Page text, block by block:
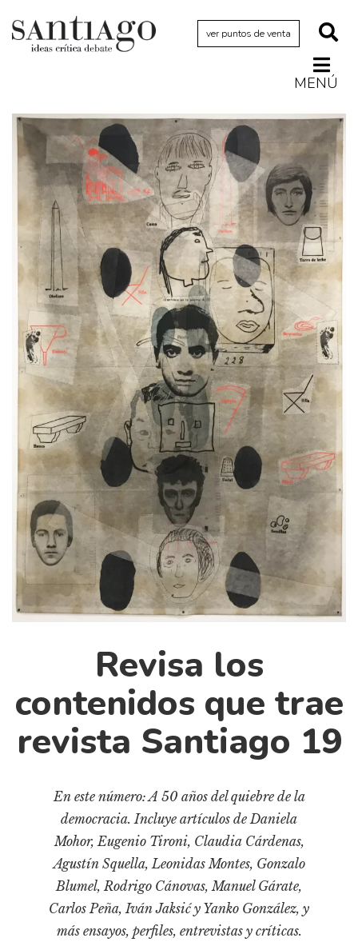
ver puntos de venta
MENÚ
Actualidad
Archivo Cenfoto-UDP
Arquetipos de situación
Artes visuales
Ciencia
Cine y televisión
Cómics
Críticas
Cultura
Diccionario portátil de la literatura chilena
Documentos
Fragmentos
Historia
Historia material de los libros
Lagunas mentales
Libros
Libros usados
Literatura
Narrativas visuales
Pensamiento
Pensamiento ilustrado
Personaje
Relecturas
Sociedad
Turismo accidental
Vidas paralelas
Voces y lecturas
Revisa los
contenidos que trae
revista Santiago 19
En este número: A 50 años del quiebre de la
democracia. Incluye artículos de Daniela
Mohor, Eugenio Tironi, Claudia Cárdenas,
Agustín Squella, Leonidas Montes, Gonzalo
Blumel, Rodrigo Cánovas, Manuel Gárate,
Carlos Peña, Iván Jaksić y Yanko González, y
más ensayos, perfiles, entrevistas y críticas.